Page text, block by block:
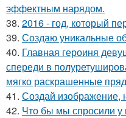
эффектным нарядом.
38. 2016 - год, который
39. Создаю уникальные
40. Главная героиня
спереди в
мягко раскрашенные
41. Создай изображение,
42. Что бы мы спросили